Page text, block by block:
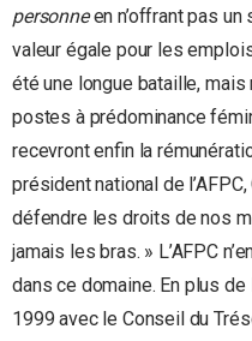
personneen n’offrant pas un
valeur égale pour les
été une longue bataille,
postes à prédominance
recevront enfin la
président national de
défendre les droits de nos
jamais les bras. » L’AFPC
dans ce domaine. En plus
1999 avec le Conseil du